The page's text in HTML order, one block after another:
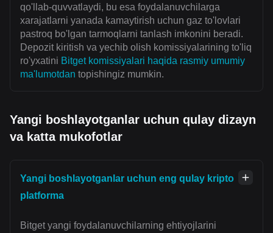
qo'llab-quvvatlaydi, bu esa foydalanuvchilarga
xarajatlarni yanada kamaytirish uchun gaz to'lovlari
pastroq bo'lgan tarmoqlarni tanlash imkonini beradi.
Depozit kiritish va yechib olish komissiyalarining to'liq
ro'yxatini Bitget komissiyalari haqida rasmiy umumiy
ma'lumotdan topishingiz mumkin.
Yangi boshlayotganlar uchun qulay dizayn
va katta mukofotlar
Yangi boshlayotganlar uchun eng qulay kripto
platforma
Bitget yangi foydalanuvchilarning ehtiyojlarini